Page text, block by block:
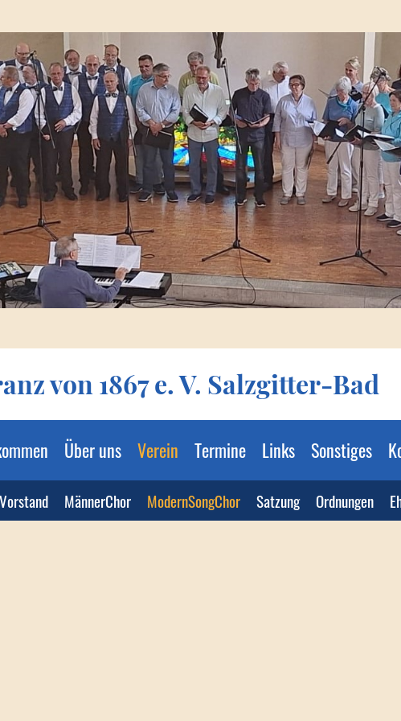
von 1867 e. V. Salzgitter-Bad
Über uns Verein Termine Links Sonstiges
Vorstand MännerChor ModernSongChor Satzung Ordnungen